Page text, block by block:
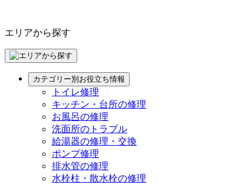
エリアから探す
カテゴリー別お役立ち情報
トイレ修理
キッチン・台所の修理
お風呂の修理
洗面所のトラブル
給湯器の修理・交換
ポンプ修理
排水管の修理
水栓柱・散水栓の修理